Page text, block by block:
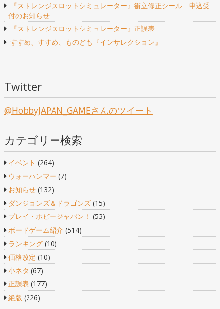
ー
シ
ョ
『ストレンジスロットシミュレーター』衝立修正シール 申込受
付のお知らせ
『ストレンジスロットシミュレーター』正誤表
すすめ、すすめ、ものども『インサレクション』
Twitter
@HobbyJAPAN_GAMEさんのツイート
カテゴリー検索
イベント (264)
ウォーハンマー (7)
お知らせ(132)
ダンジョンズ＆ドラゴンズ(15)
プレイ・ホビージャパン！ (53)
ボードゲーム紹介 (514)
ランキング(10)
価格改定 (10)
小ネタ (67)
正誤表 (177)
絶版 (226)